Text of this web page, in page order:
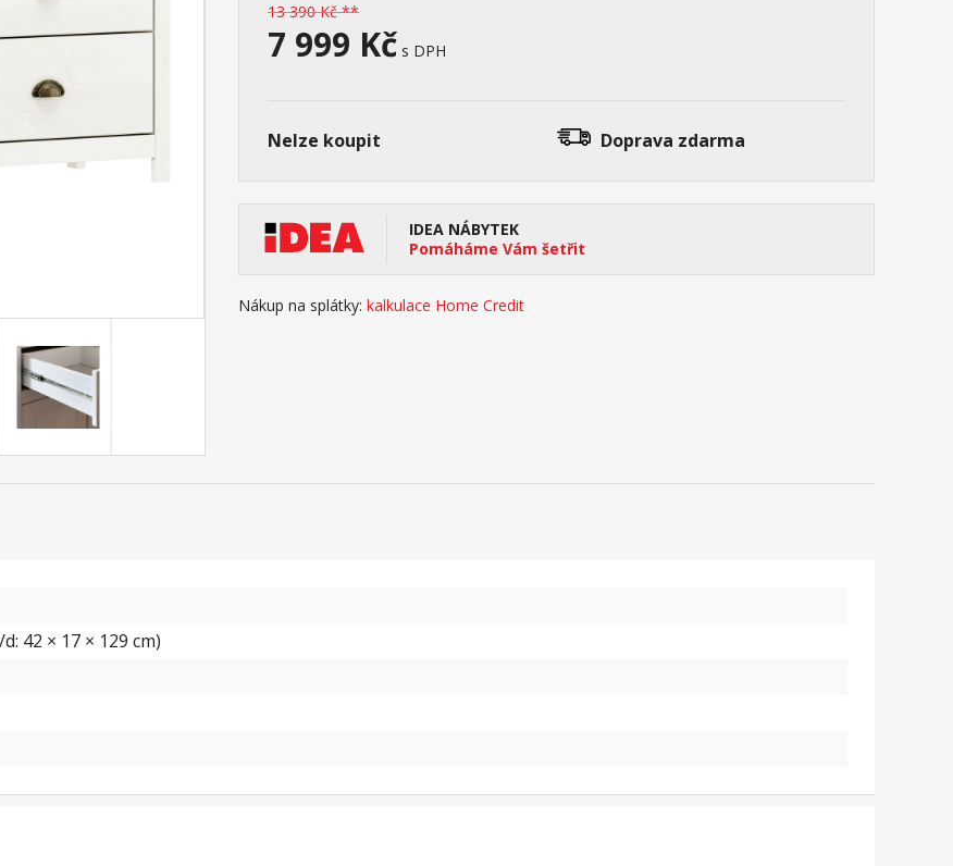
13 390 Kč **
7 999 Kč s DPH
Nelze koupit Doprava zdarma
IDEA NÁBYTEK
Pomáháme Vám šetřit
Nákup na splátky: kalkulace Home Credit
42 × 17 × 129 cm)